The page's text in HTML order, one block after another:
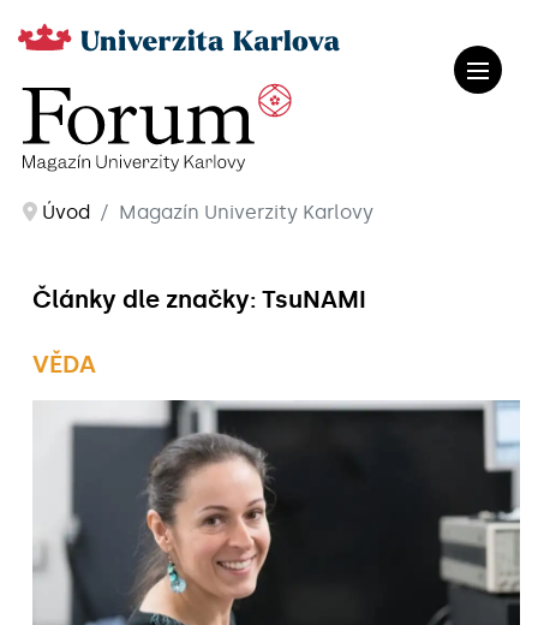
Úvod Magazín Univerzity Karlovy
Články dle značky: TsuNAMI
VĚDA